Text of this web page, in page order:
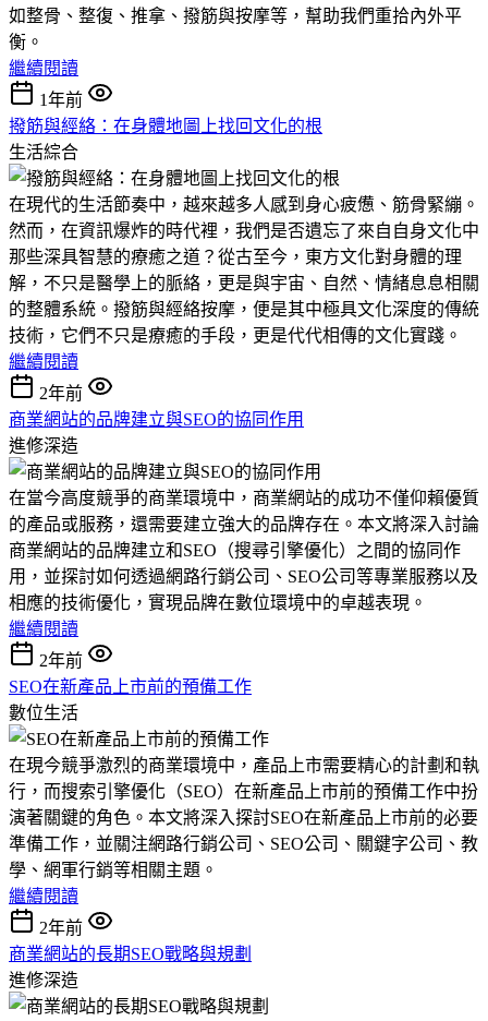
如整骨、整復、推拿、撥筋與按摩等，幫助我們重拾內外平
衡。
繼續閱讀
1年前
撥筋與經絡：在身體地圖上找回文化的根
生活綜合
在現代的生活節奏中，越來越多人感到身心疲憊、筋骨緊繃。
然而，在資訊爆炸的時代裡，我們是否遺忘了來自自身文化中
那些深具智慧的療癒之道？從古至今，東方文化對身體的理
解，不只是醫學上的脈絡，更是與宇宙、自然、情緒息息相關
的整體系統。撥筋與經絡按摩，便是其中極具文化深度的傳統
技術，它們不只是療癒的手段，更是代代相傳的文化實踐。
繼續閱讀
2年前
商業網站的品牌建立與SEO的協同作用
進修深造
在當今高度競爭的商業環境中，商業網站的成功不僅仰賴優質
的產品或服務，還需要建立強大的品牌存在。本文將深入討論
商業網站的品牌建立和SEO（搜尋引擎優化）之間的協同作
用，並探討如何透過網路行銷公司、SEO公司等專業服務以及
相應的技術優化，實現品牌在數位環境中的卓越表現。
繼續閱讀
2年前
SEO在新產品上市前的預備工作
數位生活
在現今競爭激烈的商業環境中，產品上市需要精心的計劃和執
行，而搜索引擎優化（SEO）在新產品上市前的預備工作中扮
演著關鍵的角色。本文將深入探討SEO在新產品上市前的必要
準備工作，並關注網路行銷公司、SEO公司、關鍵字公司、教
學、網軍行銷等相關主題。
繼續閱讀
2年前
商業網站的長期SEO戰略與規劃
進修深造